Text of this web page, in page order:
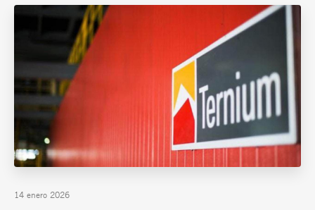
14 enero 2026